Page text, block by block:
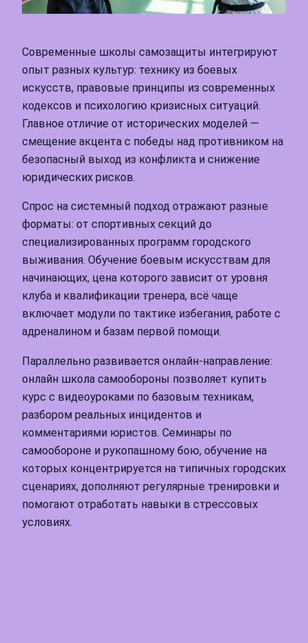
Современные школы самозащиты интегрируют
опыт разных культур: технику из боевых
искусств, правовые принципы из современных
кодексов и психологию кризисных ситуаций.
Главное отличие от исторических моделей —
смещение акцента с победы над противником на
безопасный выход из конфликта и снижение
юридических рисков.
Спрос на системный подход отражают разные
форматы: от спортивных секций до
специализированных программ городского
выживания. Обучение боевым искусствам для
начинающих, цена которого зависит от уровня
клуба и квалификации тренера, всё чаще
включает модули по тактике избегания, работе с
адреналином и базам первой помощи.
Параллельно развивается онлайн-направление:
онлайн школа самообороны позволяет купить
курс с видеоуроками по базовым техникам,
разбором реальных инцидентов и
комментариями юристов. Семинары по
самообороне и рукопашному бою, обучение на
которых концентрируется на типичных городских
сценариях, дополняют регулярные тренировки и
помогают отработать навыки в стрессовых
условиях.